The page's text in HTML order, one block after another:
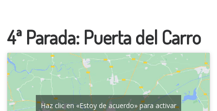
4ª Parada: Puerta del Carro
Haz clic en «Estoy de acuerdo» para activar